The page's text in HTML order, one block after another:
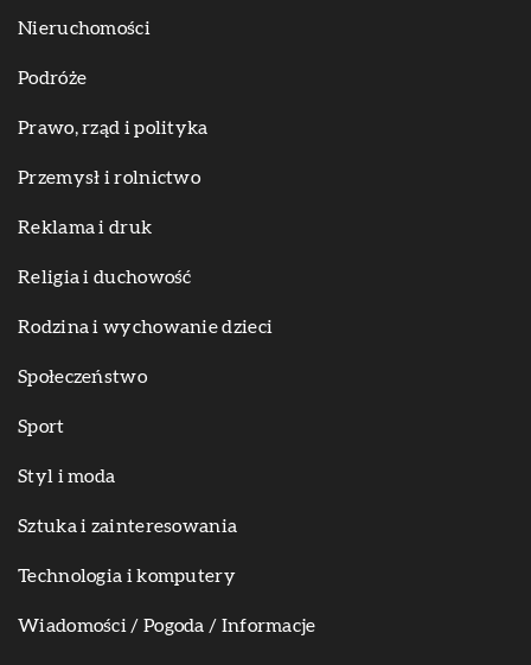
Nieruchomości
Podróże
Prawo, rząd i polityka
Przemysł i rolnictwo
Reklama i druk
Religia i duchowość
Rodzina i wychowanie dzieci
Społeczeństwo
Sport
Styl i moda
Sztuka i zainteresowania
Technologia i komputery
Wiadomości / Pogoda / Informacje